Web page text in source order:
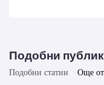
Подобни
Подобни статии Още от